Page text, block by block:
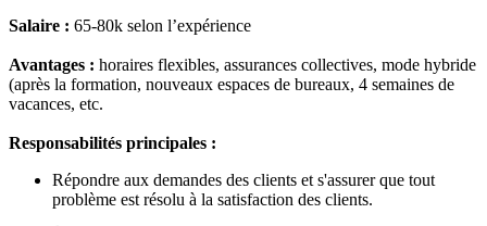
Salaire : 65-80k selon l’expérience
Avantages : horaires flexibles, assurances collectives, mode hybride
(après la formation, nouveaux espaces de bureaux, 4 semaines de
vacances, etc.
Responsabilités principales :
Répondre aux demandes des clients et s'assurer que tout
problème est résolu à la satisfaction des clients.